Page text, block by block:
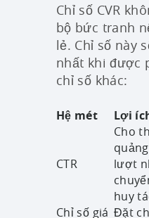
Chỉ số CVR
bộ bức tranh
lẻ. Chỉ số này
nhất khi được
chỉ số khác:
Hệ mét Lợi
CTR
Cho
lượt
huy
Chỉ số giá Đặt